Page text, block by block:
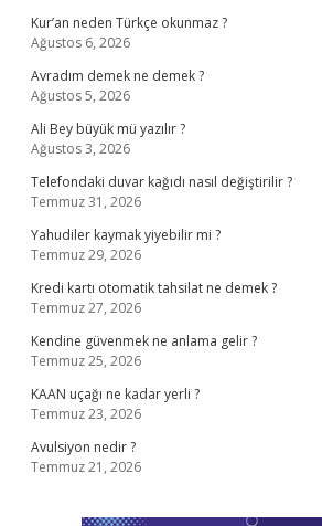
Kur’an neden Türkçe okunmaz ?
Ağustos 6, 2026
Avradım demek ne demek ?
Ağustos 5, 2026
Ali Bey büyük mü yazılır ?
Ağustos 3, 2026
Telefondaki duvar kağıdı nasıl değiştirilir ?
Temmuz 31, 2026
Yahudiler kaymak yiyebilir mi ?
Temmuz 29, 2026
Kredi kartı otomatik tahsilat ne demek ?
Temmuz 27, 2026
Kendine güvenmek ne anlama gelir ?
Temmuz 25, 2026
KAAN uçağı ne kadar yerli ?
Temmuz 23, 2026
Avulsiyon nedir ?
Temmuz 21, 2026